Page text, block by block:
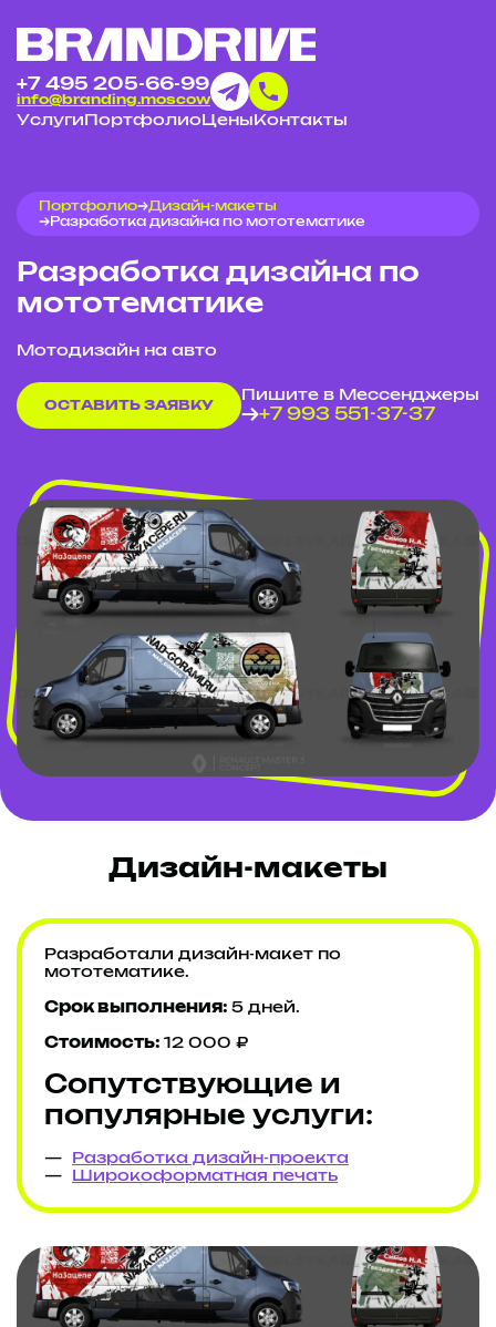
Услуги Портфолио Цены Контакты
+7 495 205-66-99
info@branding.moscow
Портфолио
Дизайн-макеты
Разработка дизайна по мототематике
Разработка дизайна по
мототематике
Мотодизайн на авто
ОСТАВИТЬ ЗАЯВКУ
Пишите в Мессенджеры
+7 993 551-37-37
Дизайн-макеты
Разработали дизайн-макет по
мототематике.
Срок выполнения: 5 дней.
Стоимость: 12 000 ₽
Сопутствующие и
популярные услуги:
Разработка дизайн-проекта
Широкоформатная печать